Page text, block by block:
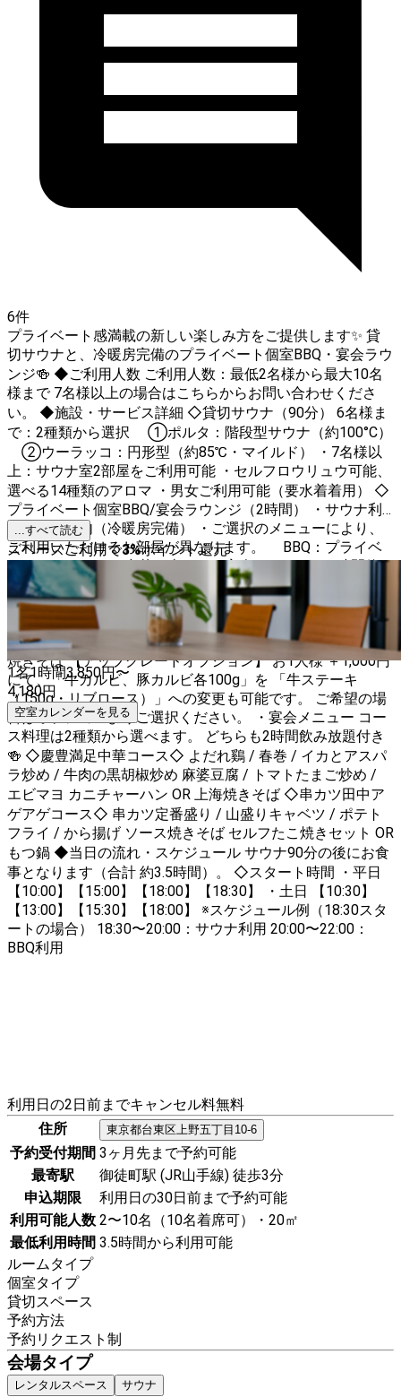
6件
プライベート感満載の新しい楽しみ方をご提供します✨ 貸
切サウナと、冷暖房完備のプライベート個室BBQ・宴会ラウ
ンジ🍻 ◆ご利用人数 ご利用人数：最低2名様から最大10名
様まで 7名様以上の場合はこちらからお問い合わせくださ
い。 ◆施設・サービス詳細 ◇貸切サウナ（90分） 6名様ま
で：2種類から選択 ①ポルタ：階段型サウナ（約100°C）
②ウーラッコ：円形型（約85℃・マイルド） ・7名様以
上：サウナ室2部屋をご利用可能 ・セルフロウリュウ可能、
選べる14種類のアロマ ・男女ご利用可能（要水着着用） ◇
プライベート個室BBQ/宴会ラウンジ（2時間） ・サウナ利
用後にご案内（冷暖房完備） ・ご選択のメニューにより、
ご利用いただけるお部屋が異なります。 BBQ：プライベ
ートBBQルーム 中華・串カツ：宴会ラウンジ ・2時間飲み
放題付き (ビール・ウイスキー・サワー・ワイン・カクテ
ル・ソフトドリンク) ◆BBQ・宴会メニュー BBQメニュー 以
下のメニューが「1名様分」として含まれます。 ・牛カルビ
100g / 豚カルビ 100g ・フランクフルト 1本 ・カット野菜 /
焼きそば 【アップグレードオプション】 お1人様 ＋1,000円
にて、「牛カルビ、豚カルビ各100g」を 「牛ステーキ
（150g・リブロース）」への変更も可能です。 ご希望の場
合はオプションよりご選択ください。 ・宴会メニュー コー
ス料理は2種類から選べます。 どちらも2時間飲み放題付き
🍻 ◇慶豊満足中華コース◇ よだれ鷄 / 春巻 / イカとアスパ
ラ炒め / 牛肉の黒胡椒炒め 麻婆豆腐 / トマトたまご炒め /
エビマヨ カニチャーハン OR 上海焼きそば ◇串カツ田中ア
ゲアゲコース◇ 串カツ定番盛り / 山盛りキャベツ / ポテト
フライ / から揚げ ソース焼きそば セルフたこ焼きセット OR
もつ鍋 ◆当日の流れ・スケジュール サウナ90分の後にお食
事となります（合計 約3.5時間）。 ◇スタート時間 ・平日
【10:00】【15:00】【18:00】【18:30】 ・土日 【10:30】
【13:00】【15:30】【18:00】 ※スケジュール例（18:30スタ
ートの場合） 18:30〜20:00：サウナ利用 20:00〜22:00：
BBQ利用
...すべて読む
スペースご利用で3%ポイント還元
1名1時間3,850円〜
4,180円
空室カレンダーを見る
利用日の2日前までキャンセル料無料
住所
東京都台東区上野五丁目10-6
予約受付期間 3ヶ月先まで予約可能
最寄駅
御徒町駅 (JR山手線) 徒歩3分
申込期限
利用日の30日前まで予約可能
利用可能人数 2〜10名（10名着席可）・20㎡
最低利用時間 3.5時間から利用可能
ルームタイプ
個室タイプ
貸切スペース
予約方法
予約リクエスト制
会場タイプ
レンタルスペース サウナ